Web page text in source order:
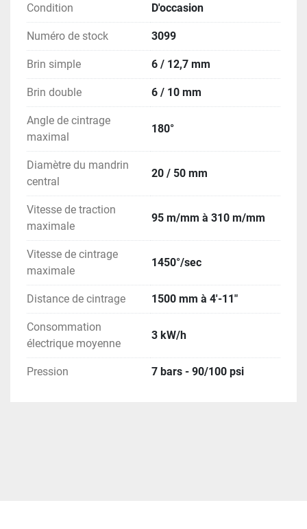
Condition
D'occasion
Numéro de stock 3099
Brin simple 6 / 12,7 mm
Brin double 6 / 10 mm
Angle de cintrage
maximal
180°
Diamètre du mandrin
central
20 / 50 mm
Vitesse de traction
maximale
95 m/mm à 310 m/mm
Vitesse de cintrage
maximale
1450°/sec
Distance de cintrage 1500 mm à 4'-11"
Consommation
électrique moyenne
3 kW/h
Pression 7 bars - 90/100 psi